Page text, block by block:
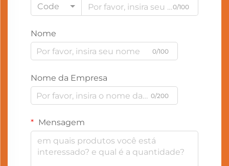
Code
0/100
Nome
0/100
Nome da Empresa
0/200
Mensagem